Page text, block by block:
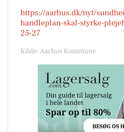
https://aarhus.dk/nyt/
handleplan-skal-styrke-
25-27
Kilde: Aarhus Kommune